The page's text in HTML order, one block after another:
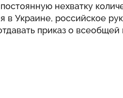
нехватку
в Украине, российское
приказ о